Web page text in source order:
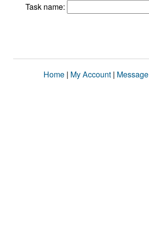
Task name:
Home | My Account |